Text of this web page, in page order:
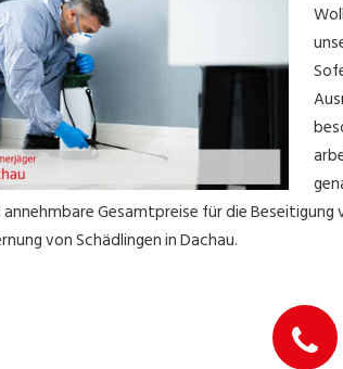
annehmbare Gesamtpreise für die
von Schädlingen in Dachau.